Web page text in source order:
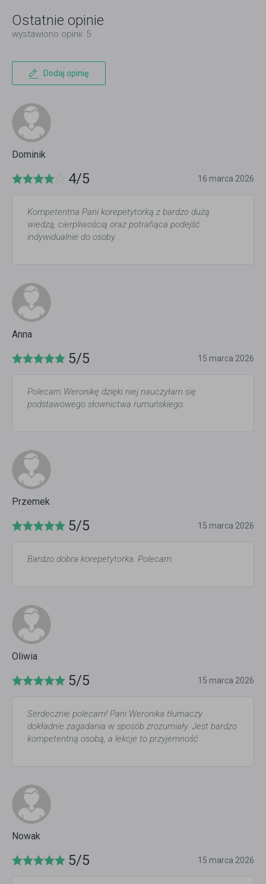
Ostatnie opinie
wystawiono opinii: 5
Dodaj opinię
Dominik
4/5 16 marca 2026
Kompetentna Pani korepetytorką z bardzo dużą
wiedzą, cierpliwością oraz potrafiąca podejść
indywidualnie do osoby.
Anna
5/5 15 marca 2026
Polecam Weronikę dzięki niej nauczyłam się
podstawowego słownictwa rumuńskiego.
Przemek
5/5 15 marca 2026
Bardzo dobra korepetytorka. Polecam.
Oliwia
5/5 15 marca 2026
Serdecznie polecam! Pani Weronika tłumaczy
dokładnie zagadania w sposób zrozumiały. Jest bardzo
kompetentną osobą, a lekcje to przyjemność
Nowak
5/5 15 marca 2026